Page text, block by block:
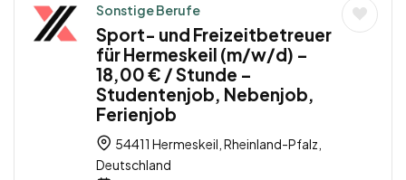
Sonstige Berufe
Sport- und Freizeitbetreuer
für Hermeskeil (m/w/d) –
18,00 € / Stunde –
Studentenjob, Nebenjob,
Ferienjob
54411 Hermeskeil, Rheinland-Pfalz,
Deutschland